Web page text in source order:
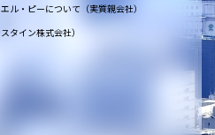
ル・ピーについて（実質親会社）
タイン株式会社）